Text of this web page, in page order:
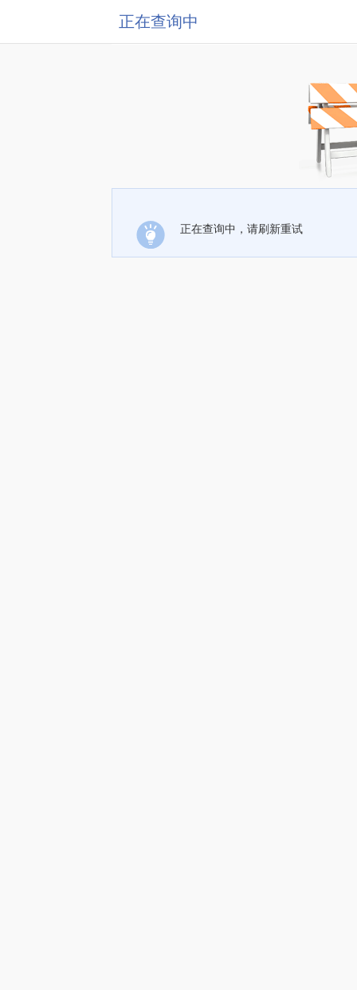
正在查询中
正在查询中，请刷新重试